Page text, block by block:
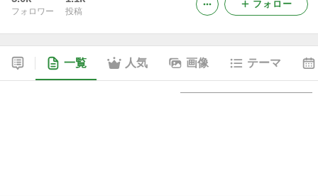
フォロワー 投稿
フォロー
一覧 人気 画像 テーマ